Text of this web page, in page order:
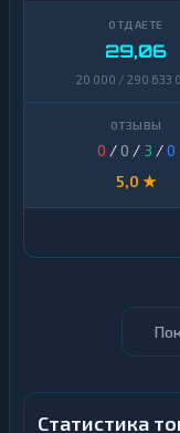
29,06
20 000 / 290 633
0 / 0 / 3 /0
5,0 ★
Статистика